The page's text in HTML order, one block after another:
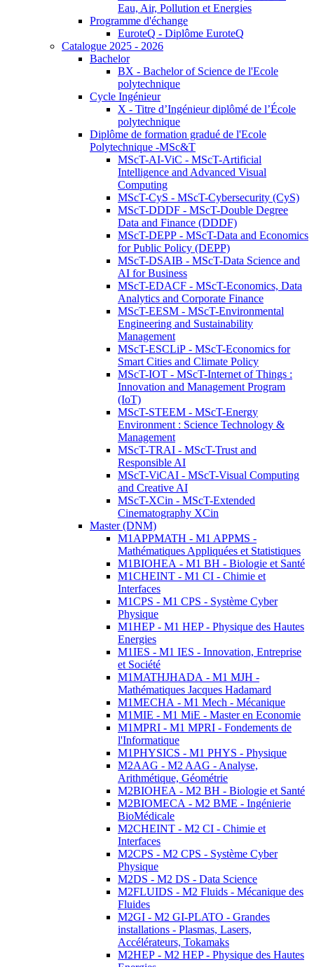
Eau, Air, Pollution et Energies
Programme d'échange
EuroteQ - Diplôme EuroteQ
Catalogue 2025 - 2026
Bachelor
BX - Bachelor of Science de l'Ecole
polytechnique
Cycle Ingénieur
X - Titre d’Ingénieur diplômé de l’École
polytechnique
Diplôme de formation gradué de l'Ecole
Polytechnique -MSc&T
MScT-AI-ViC - MScT-Artificial
Intelligence and Advanced Visual
Computing
MScT-CyS - MScT-Cybersecurity (CyS)
MScT-DDDF - MScT-Double Degree
Data and Finance (DDDF)
MScT-DEPP - MScT-Data and Economics
for Public Policy (DEPP)
MScT-DSAIB - MScT-Data Science and
AI for Business
MScT-EDACF - MScT-Economics, Data
Analytics and Corporate Finance
MScT-EESM - MScT-Environmental
Engineering and Sustainability
Management
MScT-ESCLiP - MScT-Economics for
Smart Cities and Climate Policy
MScT-IOT - MScT-Internet of Things :
Innovation and Management Program
(IoT)
MScT-STEEM - MScT-Energy
Environment : Science Technology &
Management
MScT-TRAI - MScT-Trust and
Responsible AI
MScT-ViCAI - MScT-Visual Computing
and Creative AI
MScT-XCin - MScT-Extended
Cinematography XCin
Master (DNM)
M1APPMATH - M1 APPMS -
Mathématiques Appliquées et Statistiques
M1BIOHEA - M1 BH - Biologie et Santé
M1CHEINT - M1 CI - Chimie et
Interfaces
M1CPS - M1 CPS - Système Cyber
Physique
M1HEP - M1 HEP - Physique des Hautes
Energies
M1IES - M1 IES - Innovation, Entreprise
et Société
M1MATHJHADA - M1 MJH -
Mathématiques Jacques Hadamard
M1MECHA - M1 Mech - Mécanique
M1MIE - M1 MiE - Master en Economie
M1MPRI - M1 MPRI - Fondements de
l'Informatique
M1PHYSICS - M1 PHYS - Physique
M2AAG - M2 AAG - Analyse,
Arithmétique, Géométrie
M2BIOHEA - M2 BH - Biologie et Santé
M2BIOMECA - M2 BME - Ingénierie
BioMédicale
M2CHEINT - M2 CI - Chimie et
Interfaces
M2CPS - M2 CPS - Système Cyber
Physique
M2DS - M2 DS - Data Science
M2FLUIDS - M2 Fluids - Mécanique des
Fluides
M2GI - M2 GI-PLATO - Grandes
installations - Plasmas, Lasers,
Accélérateurs, Tokamaks
M2HEP - M2 HEP - Physique des Hautes